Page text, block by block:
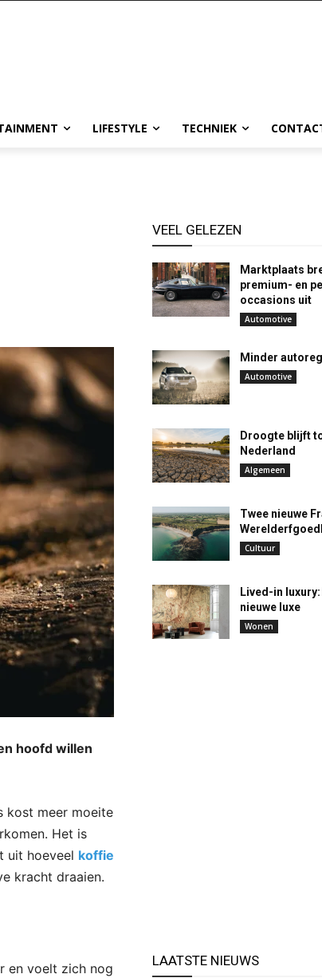
LIFESTYLE TECHNIEK
hoofd willen
kost meer moeite
Het is
uit hoeveel koffie
kracht draaien.
en voelt zich nog
VEEL GELEZEN
Marktplaats
premium- en
occasions uit
Automotive
Minder
Automotive
Droogte blijft
Nederland
Algemeen
Twee nieuwe
Cultuur
Lived-in
nieuwe luxe
Wonen
LAATSTE NIEUWS